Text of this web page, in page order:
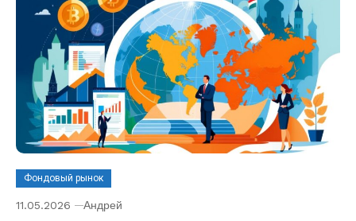
Фондовый рынок
11.05.2026 Андрей